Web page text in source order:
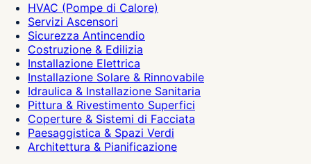
HVAC (Pompe di Calore)
Servizi Ascensori
Sicurezza Antincendio
Costruzione & Edilizia
Installazione Elettrica
Installazione Solare & Rinnovabile
Idraulica & Installazione Sanitaria
Pittura & Rivestimento Superfici
Coperture & Sistemi di Facciata
Paesaggistica & Spazi Verdi
Architettura & Pianificazione